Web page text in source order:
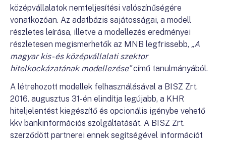
középvállalatok nemteljesítési valószínűségére
vonatkozóan. Az adatbázis sajátosságai, a modell
részletes leírása, illetve a modellezés eredményei
részletesen megismerhetők az MNB legfrissebb, „A
magyar kis- és középvállalati szektor
hitelkockázatának modellezése”című tanulmányából.
A létrehozott modellek felhasználásával a BISZ Zrt.
2016. augusztus 31-én elindítja legújabb, a KHR
hiteljelentést kiegészítő és opcionális igénybe vehető
kkv bankinformációs szolgáltatását. A BISZ Zrt.
szerződött partnerei ennek segítségével információt